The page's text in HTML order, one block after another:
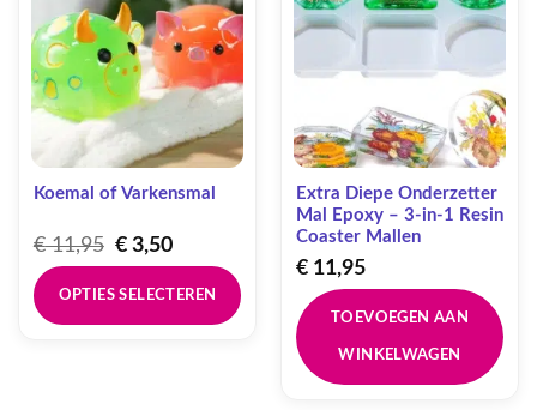
Koemal of Varkensmal
€11,95 Oorspronkelijke
prijs
was:
€ 3,50Huidige
prijs
is:
€ 3,50.
OPTIES SELECTEREN
Extra Diepe Onderzetter
Mal Epoxy – 3-in-1 Resin
Coaster Mallen
€11,95
TOEVOEGEN AAN
WINKELWAGEN